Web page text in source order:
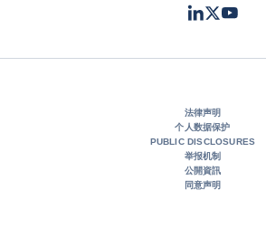
LinkedIn
TwitterYoutube
法律声明
个人数据保护
PUBLIC DISCLOSURES
举报机制
公開資訊
同意声明